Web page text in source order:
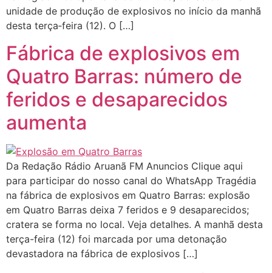
unidade de produção de explosivos no início da manhã
desta terça‑feira (12). O […]
Fábrica de explosivos em
Quatro Barras: número de
feridos e desaparecidos
aumenta
Da Redação Rádio Aruanã FM Anuncios Clique aqui
para participar do nosso canal do WhatsApp Tragédia
na fábrica de explosivos em Quatro Barras: explosão
em Quatro Barras deixa 7 feridos e 9 desaparecidos;
cratera se forma no local. Veja detalhes. A manhã desta
terça-feira (12) foi marcada por uma detonação
devastadora na fábrica de explosivos […]